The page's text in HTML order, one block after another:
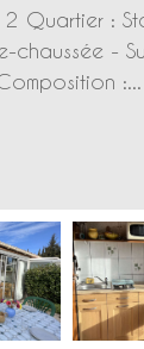
2 Quartier :
chaussée -
:...